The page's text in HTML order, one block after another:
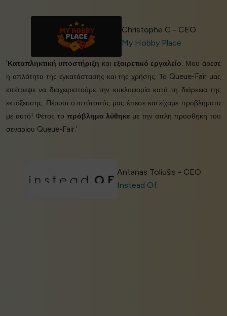
Christophe C - CEO
My Hobby Place
‘Καταπληκτική υποστήριξη και εξαιρετικό εργαλείο. Μου άρεσε
η απλότητα της εγκατάστασης και της χρήσης. Το Queue-Fair μας
επέτρεψε να διαχειριστούμε την κυκλοφορία κατά τη διάρκεια της
εκτόξευσης. Πέρυσι ο ιστότοπός μας έπεσε και είχαμε προβλήματα
με αυτό! Φέτος το πρόβλημα λύθηκε με την απλή προσθήκη του
σεναρίου Queue-Fair.’
Antanas Toliušis - CEO
Instead Of